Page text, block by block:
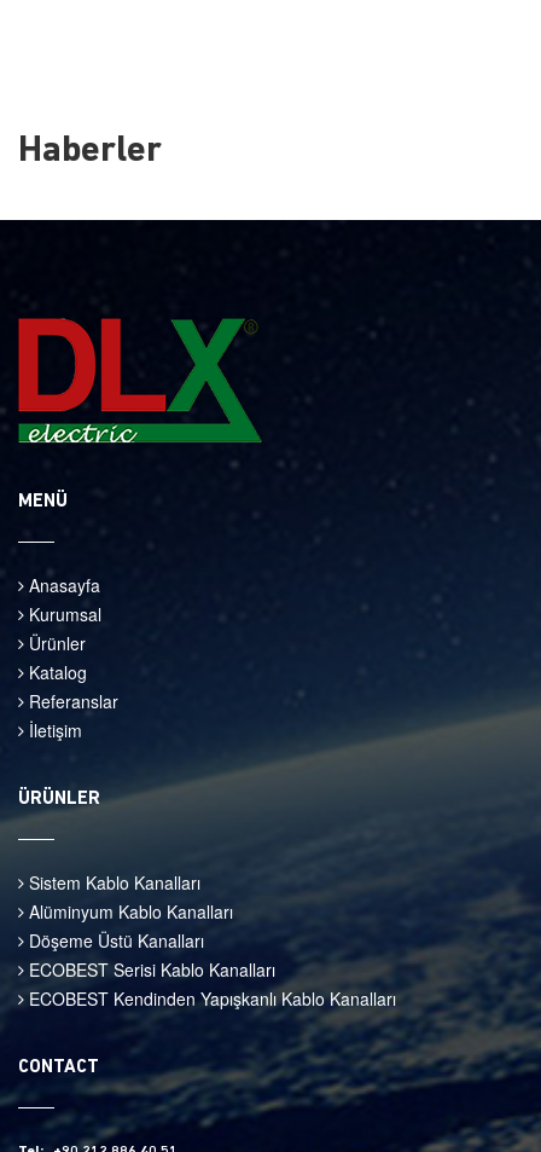
Haberler
MENÜ
Anasayfa
Kurumsal
Ürünler
Katalog
Referanslar
İletişim
ÜRÜNLER
Sistem Kablo Kanalları
Alüminyum Kablo Kanalları
Döşeme Üstü Kanalları
ECOBEST Serisi Kablo Kanalları
ECOBEST Kendinden Yapışkanlı Kablo Kanalları
CONTACT